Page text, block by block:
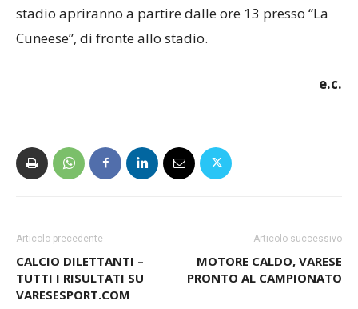
stadio apriranno a partire dalle ore 13 presso “La
Cuneese”, di fronte allo stadio.
e.c.
Articolo precedente
CALCIO DILETTANTI –
TUTTI I RISULTATI SU
VARESESPORT.COM
Articolo successivo
MOTORE CALDO, VARESE
PRONTO AL CAMPIONATO